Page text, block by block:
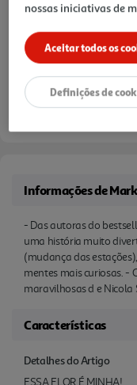
Notas de preparação
Informações de
- Das autoras do
uma história muito
(mudança das
mentes mais curiosas. -
maravilhosas d e
Características
Detalhes do Artigo
ESSA FLOR É MINHA!
nossas iniciativas de
Aceitar todos os
Definições de